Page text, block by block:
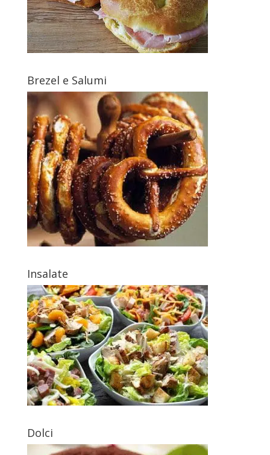
Brezel e Salumi
Insalate
Dolci